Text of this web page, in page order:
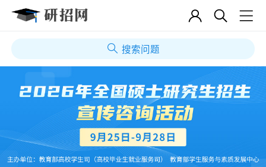
搜索问题